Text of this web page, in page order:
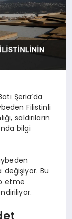
Şeria’da
Filistinli
saldırıların
bilgi
değişiyor. Bu
etme